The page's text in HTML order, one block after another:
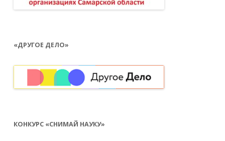
«ДРУГОЕ ДЕЛО»
КОНКУРС «СНИМАЙ НАУКУ»